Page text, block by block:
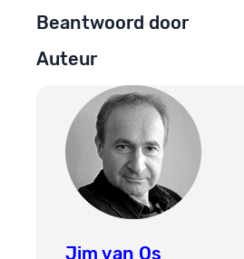
Beantwoord door
Auteur
Jim van Os